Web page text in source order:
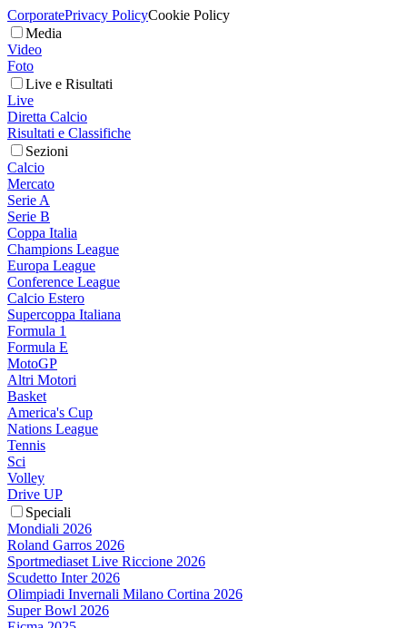
CorporatePrivacy PolicyCookie Policy
Media
Video
Foto
Live e Risultati
Live
Diretta Calcio
Risultati e Classifiche
Sezioni
Calcio
Mercato
Serie A
Serie B
Coppa Italia
Champions League
Europa League
Conference League
Calcio Estero
Supercoppa Italiana
Formula 1
Formula E
MotoGP
Altri Motori
Basket
America's Cup
Nations League
Tennis
Sci
Volley
Drive UP
Speciali
Mondiali 2026
Roland Garros 2026
Sportmediaset Live Riccione 2026
Scudetto Inter 2026
Olimpiadi Invernali Milano Cortina 2026
Super Bowl 2026